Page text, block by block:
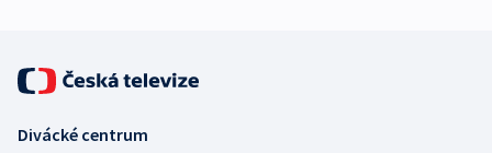
Divácké centrum